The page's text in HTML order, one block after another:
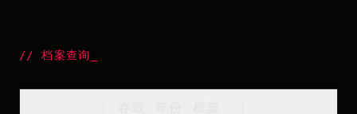
//档案查询